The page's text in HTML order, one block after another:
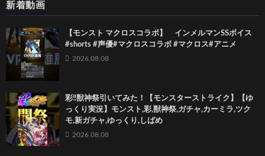
新着動画
【モンスト マクロスコラボ】 インメルマンSSボイス
#shorts #声優#マクロスコラボ #マクロス#アニメ
2026.08.08
彩‼獣神祭引いてみた！【モンスターストライク】【ゆ
っくり実況】モンスト,彩,獣神祭,ガチャ,カーミラ,ツク
モ,新ガチャ,ゆっくり,しばめ
2026.08.08